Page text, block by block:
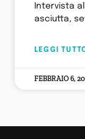
Intervista
asciutta,
LEGGI
FEBBRAIO 6,